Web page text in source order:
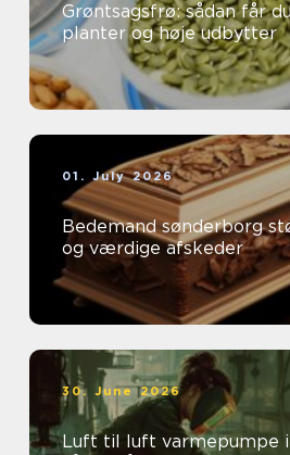
Grøntsagsfrø: sådan får
planter og høje udbytter
01. July 2026
Bedemand sønderborg støtte, overblik
og værdige afskeder
30. June 2026
Luft til luft varmepumpe